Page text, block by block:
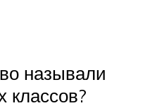
называли
классов?